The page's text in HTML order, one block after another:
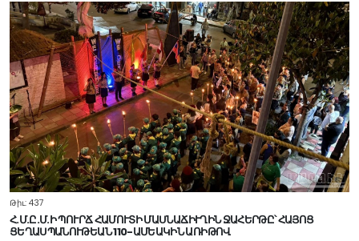
Թիւ: 437
Հ.Մ.Ը.Մ.Ի ՊՈՒՐՃ ՀԱՄՈՒՏԻ ՄԱՍՆԱՃԻՒՂԻՆ ՋԱՀԵՐԹԸ՝ ՀԱՅՈՑ
ՑԵՂԱՍՊԱՆՈՒԹԵԱՆ 110-ԱՄԵԱԿԻՆ ԱՌԻԹՈՎ